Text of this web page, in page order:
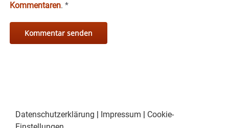
Kommentaren. *
Datenschutzerklärung Impressum
Cookie-